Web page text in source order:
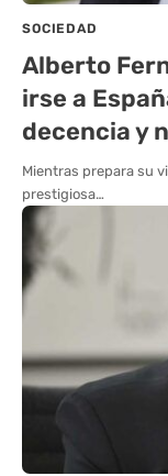
SOCIEDAD
Alberto
irse a
decencia y
Mientras prepara su
prestigiosa…